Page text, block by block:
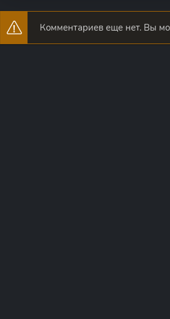
Комментариев еще нет. Вы